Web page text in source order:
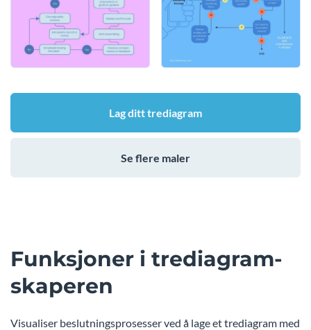
Lag ditt trediagram
Se flere maler
Funksjoner i trediagram-
skaperen
Visualiser beslutningsprosesser ved å lage et trediagram med